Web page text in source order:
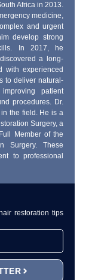
Africa in 2013.
medicine,
and urgent
develop strong
In 2017, he
a long-
with experienced
to deliver natural-
patient
procedures. Dr.
the field. He is a
Surgery, a
Member of the
Surgery. These
to professional
restoration tips